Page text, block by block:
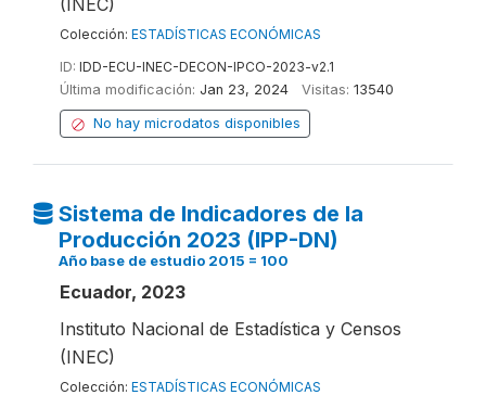
(INEC)
Colección: ESTADÍSTICAS ECONÓMICAS
ID: IDD-ECU-INEC-DECON-IPCO-2023-v2.1
Última modificación: Jan 23, 2024 Visitas: 13540
No hay microdatos disponibles
Sistema de Indicadores de la
Producción 2023 (IPP-DN)
Año base de estudio 2015 = 100
Ecuador, 2023
Instituto Nacional de Estadística y Censos
(INEC)
Colección: ESTADÍSTICAS ECONÓMICAS